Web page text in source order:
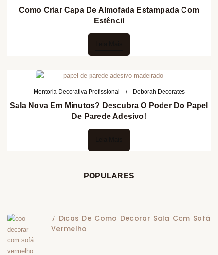
Como Criar Capa De Almofada Estampada Com
Estêncil
Mentoria Decorativa Profissional Deborah Decorates
Sala Nova Em Minutos? Descubra O Poder Do Papel
De Parede Adesivo!
POPULARES
7 Dicas De Como Decorar Sala Com Sofá
Vermelho